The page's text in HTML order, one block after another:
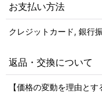
お支払い方法
クレジットカード, 銀行
返品・交換について
【価格の変動を理由と